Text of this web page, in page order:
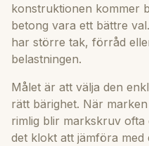
konstruktionen kommer
betong vara ett bättre
har större tak, förråd
belastningen.
Målet är att välja den
rätt bärighet. När
rimlig blir markskruv
det klokt att jämföra